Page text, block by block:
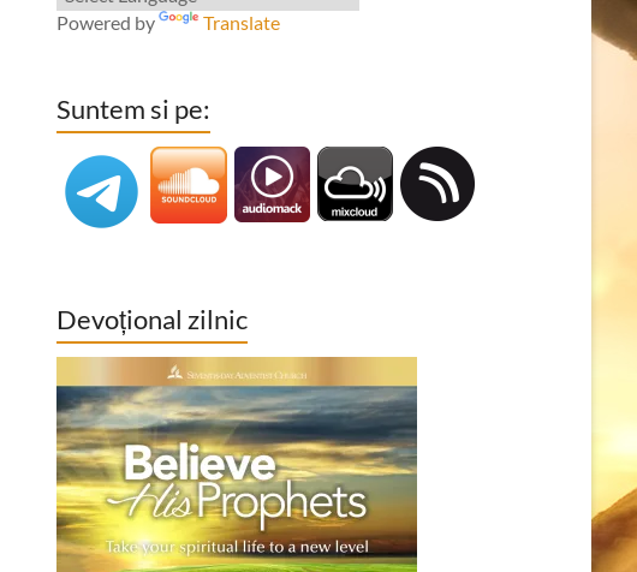
Powered by Translate
Suntem si pe:
Devoțional zilnic